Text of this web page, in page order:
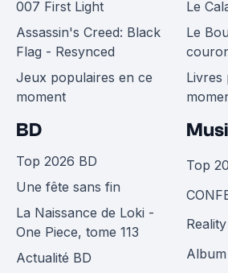
007 First Light
Assassin's Creed: Black
Flag - Resynced
Jeux populaires en ce
moment
Le
Le
Livres
BD
Top 2026 BD
Une fête sans fin
La Naissance de Loki -
One Piece, tome 113
Actualité BD
Top